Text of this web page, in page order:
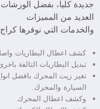
جديدة كليا، بفضل الورشات
العديد من المميزات
والخدمات التي نوفرها
كشف اعطال البطاريات
تبديل البطاريات التالفة
تغير زيت المحرك بافضل
السيارة والمحرك.
وكشف اعطال المحرك.